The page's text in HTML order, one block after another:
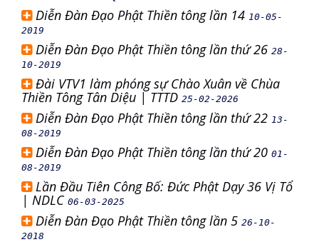
Diễn Đàn Đạo Phật Thiền tông lần 14 10-05-
2019
Diễn Đàn Đạo Phật Thiền tông lần thứ 26 28-
10-2019
Đài VTV1 làm phóng sự Chào Xuân về Chùa
Thiền Tông Tân Diệu | TTTD 25-02-2026
Diễn Đàn Đạo Phật Thiền tông lần thứ 22 13-
08-2019
Diễn Đàn Đạo Phật Thiền tông lần thứ 20 01-
08-2019
Lần Đầu Tiên Công Bố: Đức Phật Dạy 36 Vị Tổ
| NDLC 06-03-2025
Diễn Đàn Đạo Phật Thiền tông lần 5 26-10-
2018